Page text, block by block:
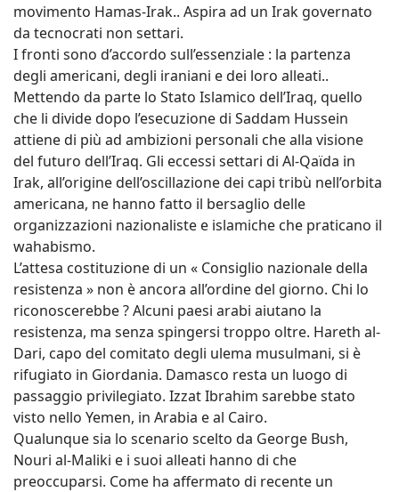
movimento Hamas-Irak.. Aspira ad un Irak governato
da tecnocrati non settari.
I fronti sono d’accordo sull’essenziale : la partenza
degli americani, degli iraniani e dei loro alleati..
Mettendo da parte lo Stato Islamico dell’Iraq, quello
che li divide dopo l’esecuzione di Saddam Hussein
attiene di più ad ambizioni personali che alla visione
del futuro dell’Iraq. Gli eccessi settari di Al-Qaïda in
Irak, all’origine dell’oscillazione dei capi tribù nell’orbita
americana, ne hanno fatto il bersaglio delle
organizzazioni nazionaliste e islamiche che praticano il
wahabismo.
L’attesa costituzione di un « Consiglio nazionale della
resistenza » non è ancora all’ordine del giorno. Chi lo
riconoscerebbe ? Alcuni paesi arabi aiutano la
resistenza, ma senza spingersi troppo oltre. Hareth al-
Dari, capo del comitato degli ulema musulmani, si è
rifugiato in Giordania. Damasco resta un luogo di
passaggio privilegiato. Izzat Ibrahim sarebbe stato
visto nello Yemen, in Arabia e al Cairo.
Qualunque sia lo scenario scelto da George Bush,
Nouri al-Maliki e i suoi alleati hanno di che
preoccuparsi. Come ha affermato di recente un